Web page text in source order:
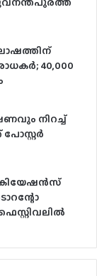
40,000
നിറച്ച്
പോസ്റ്റര്‍
ക്രിയേഷന്‍സ്